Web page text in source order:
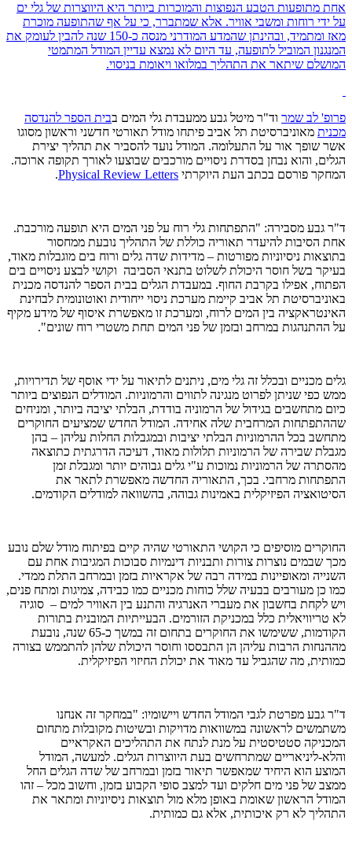
אחת מתופעות הטבע הנפוצות והמוכרות ביותר היא היווצרות של גלי ים
על ידי רוחות ומשבי אוויר. אלא שמתברר, כי על אף שהתופעה מוכרת
מאז ומתמיד, ובהינתן שהמדע המודרני מנסה כ-150 שנה להבין לעומק את
המנגנון המוביל לתופעה, עד היום לא נמצא עדיין המודל המתמטי
המושלם שיתאר את התהליך במלואו ויאומת בניסוי.
פרופ' לב שמר וד"ר מיטל גבע ממעבדת גלי המים בבית הספר להנדסה
מכנית מאוניברסיטת תל אביב פיתחו מודל תאורטי חדשני וראשון מסוגו
אשר שופך אור על התעלומה. המודל נועד להסביר את תהליך יצירת
הגלים, והוא נבחן בסדרת ניסויים מורכבים שבוצעו לאורך תקופה ארוכה.
המחקר פורסם בכתב העת היוקרתי Physical Review Letters
.
ד"ר גבע מסבירה: "התפתחות גלי רוח על פני המים היא תופעה מורכבת.
אחת הסיבות להיעדר תאוריה כוללת של התהליך נובעת ממחסור
בתוצאות ניסיוניות מפורטות – מדידות שדה גלים ורוח בים מוגבלות מאוד,
בעיקר בשל חוסר היכולת לשלוט בתנאי הסביבה וקושי לבצע ניסויים בים
הפתוח, אפילו בקרבת החוף. במעבדת הגלים בבית הספר להנדסה מכנית
באוניברסיטת תל אביב קיימת מערכת ניסוי ייחודית ואוטונומית לבחינת
האינטראקציה בין המים לרוח, ומערכת זו מאפשרת איסוף של מידע מקיף
על ההתנהגות במרחב ובזמן של פני המים תחת משטרי רוח שונים".
גלים מכניים ובכלל זה גלי מים, ניתנים לתיאור על ידי אוסף של תדירויות,
ממש כפי שניתן לפרוט מנגינה לתווים והרמוניות. המודלים הנפוצים ביותר
כיום מתחשבים בגידול של הרמוניה בודדת, הבלתי יציבה ביותר, ומניחים
שההתפתחות המרחבית שלה אחידה. המודל החדש שמציעים החוקרים
מתחשב בכל ההרמוניות הבלתי יציבות ובמגבלות החלות עליהן – בהן
מגבלת שבירה של הרמוניות תלולות מאוד, דעיכה הדרגתית כתוצאה
מהסתרה של הרמוניות נמוכות ע"י גלים גבוהים יותר ומגבלת זמן
התפתחות מרחבי. בכך, התאוריה החדשה מאפשרת לתאר את
הסיטואציה הפיזיקלית באמינות גבוהה, בהשוואה למודלים הקודמים.
החוקרים מוסיפים כי הקושי התאורטי שהיה קיים בפיתוח מודל שלם נובע
מכך שבמים נוצרות צורות ותבניות דינמיות סבוכות המגיבות אחת עם
השנייה ומאופיינות במידה רבה של אקראיות בזמן ובמרחב התלת ממדי.
כמו כן מעורבים בבעיה שלל כוחות מכניים כמו כבידה, צמיגות ומתח פנים,
ויש לקחת בחשבון את מעברי האנרגיה והתנע בין האוויר למים – סוגיה
לא טריוויאלית כלל במכניקת הזורמים. הבעייתיות המובנית בתורות
הקודמות, ששימשו את החוקרים בתחום זה במשך כ-65 שנה, נובעת
מההנחות הרבות עליהן הן התבססו וחוסר היכולת שלהן להתממש בצורה
כמותית, מה שהגביל עד מאוד את יכולת החיזוי הפיזיקלית.
ד"ר גבע מפרטת לגבי המודל החדש ויישומיו: "במחקר זה אנחנו
משתמשים לראשונה במשוואות מדויקות ובשיטות מקובלות מתחום
המכניקה סטטיסטית על מנת לנתח את התהליכים האקראיים
והלא-ליניאריים שמתרחשים בעת היווצרות הגלים. למעשה, המודל
המוצע הוא היחיד שמאפשר תיאור בזמן ובמרחב של שדה הגלים החל
ממצב של פני מים חלקים ועד למצב סופי הקבוע בזמן, וחשוב מכל – זהו
המודל הראשון שאומת באופן מלא מול תוצאות ניסיוניות ומתאר את
התהליך לא רק איכותית, אלא גם כמותית.